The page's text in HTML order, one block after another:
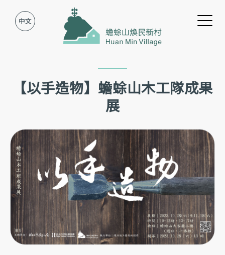
Jump to Main content
Jump to Navigation
【以手造物】蟾蜍山木工隊成果
展